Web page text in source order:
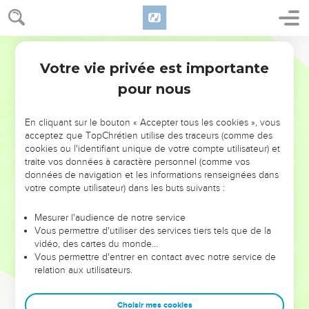
NE MANQUEZ PAS L’ÉVÉNEMENT
DE L’ANNÉE !
ET SI LEURS ERREURS POUVAIENT VOUS ÉVITER LES
VOTRES ?
leur foi ou leur vision. Mais on voit moins les doutes, les erreurs
et les saisons difficiles qu'ils ont traversés, alors même que ce
sont elles qui les ont façonnés.
Dans cette conférence, leaders, entrepreneurs, et responsables
clés pour avancer avec plus de sagesse afin que leurs erreurs
Votre vie privée est importante
pour nous
En cliquant sur le bouton « Accepter tous les cookies », vous
acceptez que TopChrétien utilise des traceurs (comme des
cookies ou l'identifiant unique de votre compte utilisateur) et
traite vos données à caractère personnel (comme vos
données de navigation et les informations renseignées dans
votre compte utilisateur) dans les buts suivants :
Mesurer l'audience de notre service
Vous permettre d'utiliser des services tiers tels que de la
vidéo, des cartes du monde…
Vous permettre d'entrer en contact avec notre service de
relation aux utilisateurs.
Choisir mes cookies